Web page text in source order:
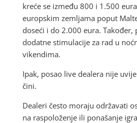
kreće se između 800 i 1.500
europskim zemljama poput
doseći i do 2.000 eura. Također,
dodatne stimulacije za rad u
vikendima.
Ipak, posao live dealera nije
čini.
Dealeri često moraju održavati
na raspoloženje ili ponašanje